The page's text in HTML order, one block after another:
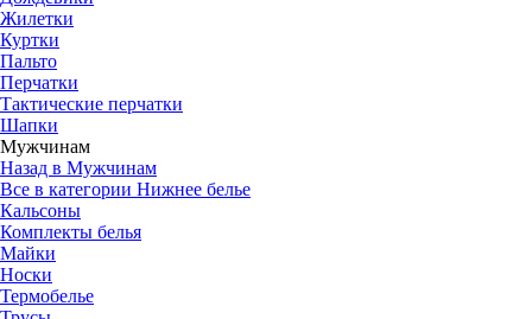
Жилетки
Куртки
Пальто
Перчатки
Тактические перчатки
Шапки
Мужчинам
Назад в Мужчинам
Все в категории Нижнее белье
Кальсоны
Комплекты белья
Майки
Носки
Термобелье